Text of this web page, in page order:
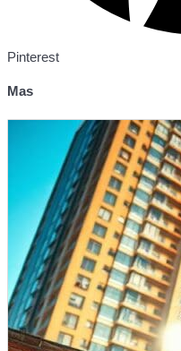
Pinterest
Mas